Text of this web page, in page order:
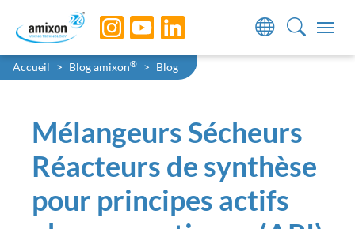
Skip to main navigation
Skip to main content
Skip to page footer
You are here:
Accueil Blog amixon® Blog
Mélangeurs Sécheurs
Réacteurs de synthèse
pour principes actifs